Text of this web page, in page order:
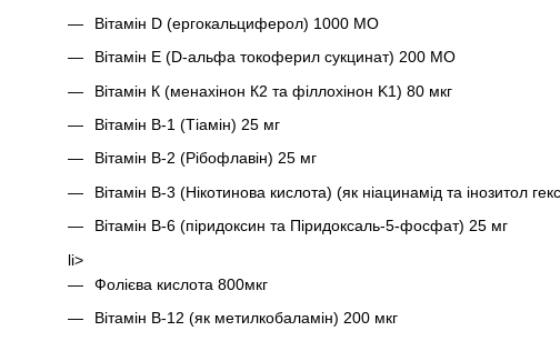
Вітамін D (ергокальциферол) 1000 МО
Вітамін Е (D-альфа токоферил сукцинат) 200 МО
Вітамін К (менахінон К2 та філлохінон K1) 80 мкг
Вітамін B-1 (Тіамін) 25 мг
Вітамін B-2 (Рібофлавін) 25 мг
Вітамін B-3 (Нікотинова кислота) (як ніацинамід та інозитол
Вітамін B-6 (піридоксин та Піридоксаль-5-фосфат) 25 мг
li>
Фолієва кислота 800мкг
Вітамін B-12 (як метилкобаламін) 200 мкг